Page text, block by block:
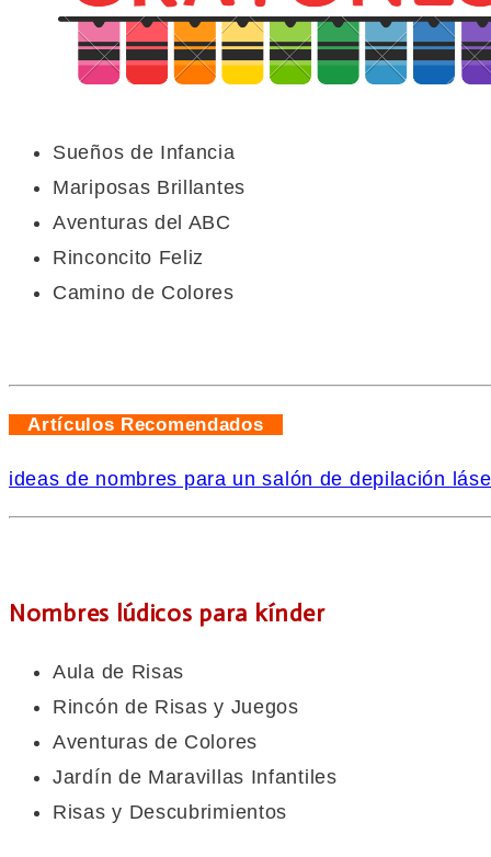
Sueños de Infancia
Mariposas Brillantes
Aventuras del ABC
Rinconcito Feliz
Camino de Colores
Artículos Recomendados
ideas de nombres para un salón de depilación
Nombres lúdicos para kínder
Aula de Risas
Rincón de Risas y Juegos
Aventuras de Colores
Jardín de Maravillas Infantiles
Risas y Descubrimientos